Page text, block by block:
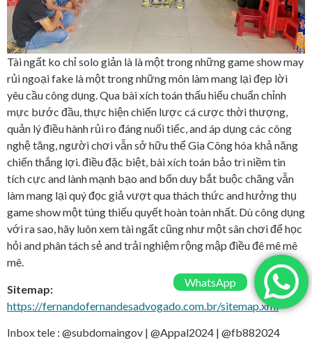
Tài ngất ko chỉ solo giản là là một trong những game show may
rủi ngoại fake là một trong những môn làm mang lại đẹp lời
yêu cầu công dụng. Qua bài xích toán thấu hiểu chuẩn chỉnh
mực bước đầu, thực hiện chiến lược cá cược thời thượng,
quản lý điều hành rủi ro đáng nuối tiếc, and áp dụng các công
nghệ tăng, người chơi vẫn sở hữu thể Gia Công hóa khả năng
chiến thắng lợi. điều đặc biệt, bài xích toán bảo trì niềm tin
tích cực and lành mạnh bạo and bốn duy bắt buộc chăng vẫn
làm mang lại quý đọc giả vượt qua thách thức and hưởng thụ
game show một túng thiếu quyết hoàn toàn nhất. Dù công dụng
với ra sao, hãy luôn xem tài ngất cũng như một sân chơi để học
hỏi and phân tách sẻ and trải nghiệm rộng mập điều đê mê mê
mê.
Sitemap:
https://fernandofernandesadvogado.com.br/sitemap.xml
Inbox tele : @subdomaingov | @Appal2024 | @fb882024
WhatsApp